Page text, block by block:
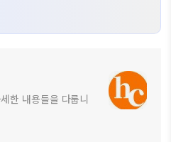
한 내용들을 다룹니